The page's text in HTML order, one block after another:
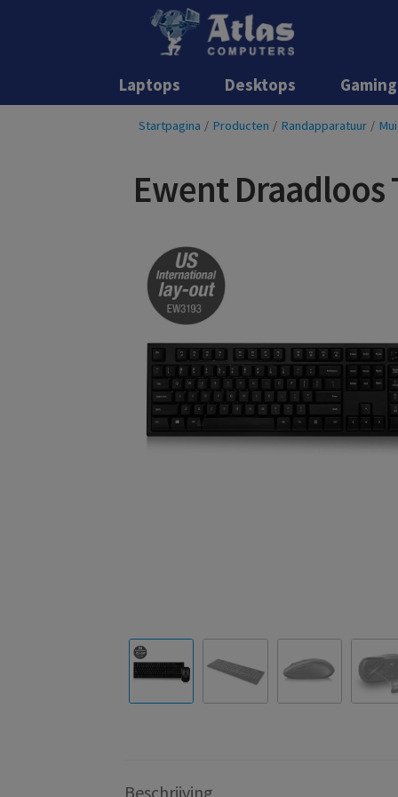
Laptops Desktops Gaming
Startpagina / Producten / Randapparatuur /
Ewent Draadloos
Beschrijving